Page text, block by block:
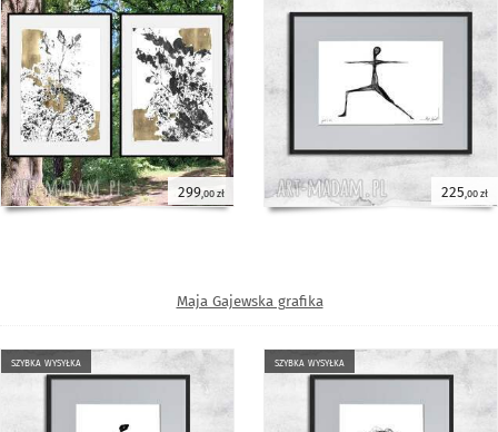
299,00 zł 225 ,00 zł
Maja Gajewska grafika
szybka wysyłka szybka wysyłka